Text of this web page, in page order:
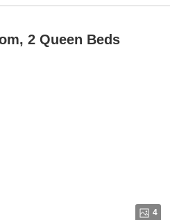
2 Queen Beds
4